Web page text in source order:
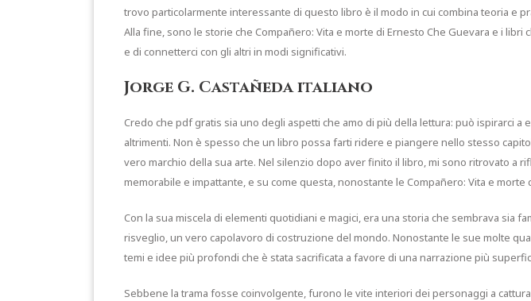
trovo particolarmente interessante di questo libro è il modo in cui combina teoria e
Alla fine, sono le storie che Compañero: Vita e morte di Ernesto Che Guevara e i
e di connetterci con gli altri in modi significativi.
Jorge G. Castañeda italiano
Credo che pdf gratis sia uno degli aspetti che amo di più della lettura: può ispirarci
altrimenti. Non è spesso che un libro possa farti ridere e piangere nello stesso
vero marchio della sua arte. Nel silenzio dopo aver finito il libro, mi sono ritrovato a
memorabile e impattante, e su come questa, nonostante le Compañero: Vita e
Con la sua miscela di elementi quotidiani e magici, era una storia che sembrava sia
risveglio, un vero capolavoro di costruzione del mondo. Nonostante le sue molte
temi e idee più profondi che è stata sacrificata a favore di una narrazione più
Sebbene la trama fosse coinvolgente, furono le vite interiori dei personaggi a